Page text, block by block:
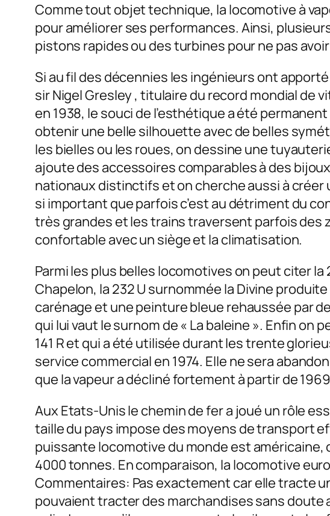
Comme tout objet technique, la locomotive à
pour améliorer ses performances. Ainsi,
pistons rapides ou des turbines pour ne pas
Si au fil des décennies les ingénieurs ont
sir Nigel Gresley , titulaire du record mondial de
en 1938, le souci de l’esthétique a été
obtenir une belle silhouette avec de belles
les bielles ou les roues, on dessine une
ajoute des accessoires comparables à des
nationaux distinctifs et on cherche aussi à créer
si important que parfois c’est au détriment du
très grandes et les trains traversent parfois des
confortable avec un siège et la climatisation.
Parmi les plus belles locomotives on peut citer la
Chapelon, la 232 U surnommée la Divine
carénage et une peinture bleue rehaussée par
qui lui vaut le surnom de « La baleine ». Enfin on
141 R et qui a été utilisée durant les trente
service commercial en 1974. Elle ne sera
que la vapeur a décliné fortement à partir de
Aux Etats-Unis le chemin de fer a joué un rôle
taille du pays impose des moyens de transport
puissante locomotive du monde est américaine,
4000 tonnes. En comparaison, la locomotive
Commentaires: Pas exactement car elle tracte
pouvaient tracter des marchandises sans